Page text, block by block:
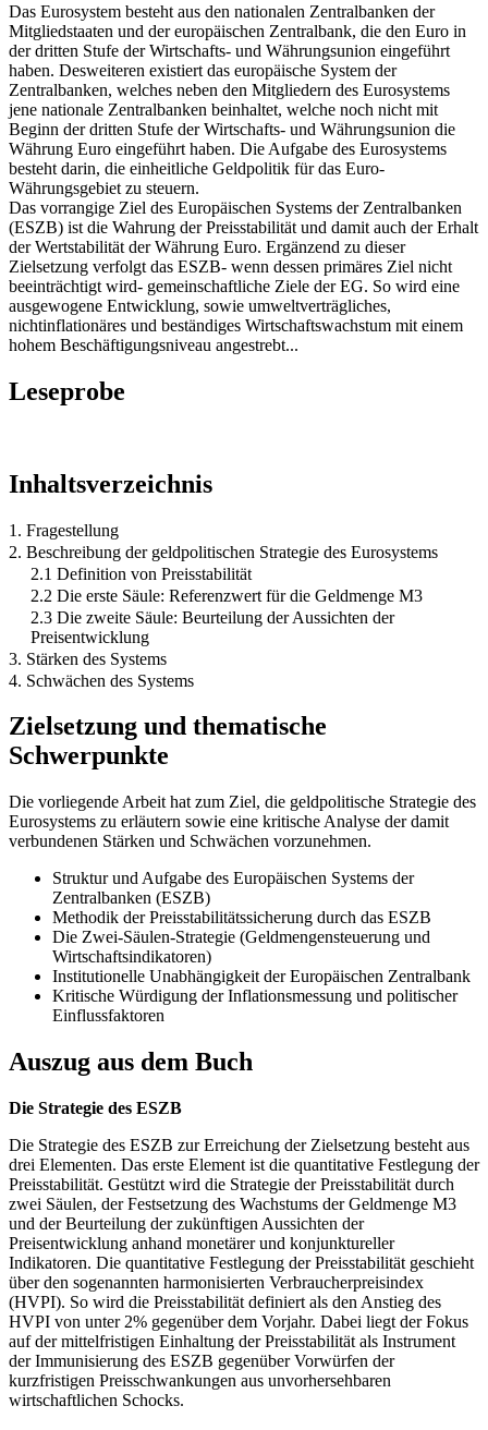
Das Eurosystem besteht aus den nationalen Zentralbanken der
Mitgliedstaaten und der europäischen Zentralbank, die den Euro in
der dritten Stufe der Wirtschafts- und Währungsunion eingeführt
haben. Desweiteren existiert das europäische System der
Zentralbanken, welches neben den Mitgliedern des Eurosystems
jene nationale Zentralbanken beinhaltet, welche noch nicht mit
Beginn der dritten Stufe der Wirtschafts- und Währungsunion die
Währung Euro eingeführt haben. Die Aufgabe des Eurosystems
besteht darin, die einheitliche Geldpolitik für das Euro-
Währungsgebiet zu steuern.
Das vorrangige Ziel des Europäischen Systems der Zentralbanken
(ESZB) ist die Wahrung der Preisstabilität und damit auch der Erhalt
der Wertstabilität der Währung Euro. Ergänzend zu dieser
Zielsetzung verfolgt das ESZB- wenn dessen primäres Ziel nicht
beeinträchtigt wird- gemeinschaftliche Ziele der EG. So wird eine
ausgewogene Entwicklung, sowie umweltverträgliches,
nichtinflationäres und beständiges Wirtschaftswachstum mit einem
hohem Beschäftigungsniveau angestrebt...
Leseprobe
Inhaltsverzeichnis
1. Fragestellung
2. Beschreibung der geldpolitischen Strategie des Eurosystems
2.1 Definition von Preisstabilität
2.2 Die erste Säule: Referenzwert für die Geldmenge M3
2.3 Die zweite Säule: Beurteilung der Aussichten der
Preisentwicklung
3. Stärken des Systems
4. Schwächen des Systems
Zielsetzung und thematische
Schwerpunkte
Die vorliegende Arbeit hat zum Ziel, die geldpolitische Strategie des
Eurosystems zu erläutern sowie eine kritische Analyse der damit
verbundenen Stärken und Schwächen vorzunehmen.
Struktur und Aufgabe des Europäischen Systems der
Zentralbanken (ESZB)
Methodik der Preisstabilitätssicherung durch das ESZB
Die Zwei-Säulen-Strategie (Geldmengensteuerung und
Wirtschaftsindikatoren)
Institutionelle Unabhängigkeit der Europäischen Zentralbank
Kritische Würdigung der Inflationsmessung und politischer
Einflussfaktoren
Auszug aus dem Buch
Die Strategie des ESZB
Die Strategie des ESZB zur Erreichung der Zielsetzung besteht aus
drei Elementen. Das erste Element ist die quantitative Festlegung der
Preisstabilität. Gestützt wird die Strategie der Preisstabilität durch
zwei Säulen, der Festsetzung des Wachstums der Geldmenge M3
und der Beurteilung der zukünftigen Aussichten der
Preisentwicklung anhand monetärer und konjunktureller
Indikatoren. Die quantitative Festlegung der Preisstabilität geschieht
über den sogenannten harmonisierten Verbraucherpreisindex
(HVPI). So wird die Preisstabilität definiert als den Anstieg des
HVPI von unter 2% gegenüber dem Vorjahr. Dabei liegt der Fokus
auf der mittelfristigen Einhaltung der Preisstabilität als Instrument
der Immunisierung des ESZB gegenüber Vorwürfen der
kurzfristigen Preisschwankungen aus unvorhersehbaren
wirtschaftlichen Schocks.